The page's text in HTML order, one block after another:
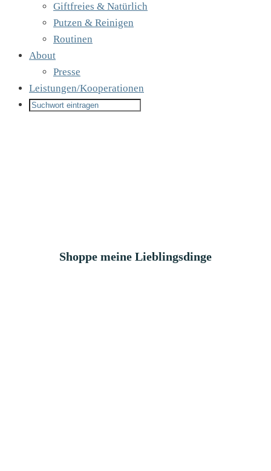
Giftfreies & Natürlich
Putzen & Reinigen
Routinen
About
Presse
Leistungen/Kooperationen
Shoppe meine Lieblingsdinge